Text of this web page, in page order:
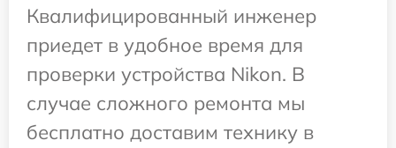
Квалифицированный инженер
приедет в удобное время для
проверки устройства Nikon. В
случае сложного ремонта мы
бесплатно доставим технику в